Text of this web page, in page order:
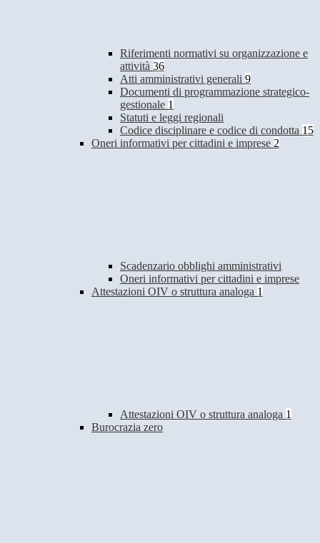
Riferimenti normativi su organizzazione e
attività 36
Atti amministrativi generali 9
Documenti di programmazione strategico-
gestionale 1
Statuti e leggi regionali
Codice disciplinare e codice di condotta 15
Oneri informativi per cittadini e imprese 2
Scadenzario obblighi amministrativi
Oneri informativi per cittadini e imprese
Attestazioni OIV o struttura analoga 1
Attestazioni OIV o struttura analoga 1
Burocrazia zero